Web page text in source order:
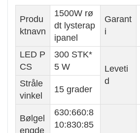
Produ
ktnavn
1500W rø
dt lysterap
ipanel
Garant
i
LED P
CS
300 STK*
5 W
Leveti
d
Stråle
vinkel
15 grader
Bølgel
engde
630:660:8
10:830:85